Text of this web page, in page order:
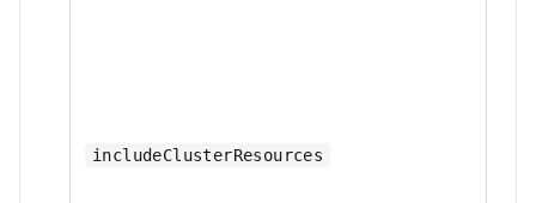
includeClusterResources